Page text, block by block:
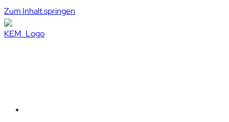
Zum Inhalt springen